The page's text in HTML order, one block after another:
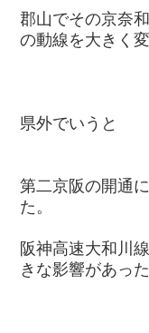
郡山でその京奈
の動線を大きく
県外でいうと
第二京阪の開通
た。
阪神高速大和川
きな影響があっ